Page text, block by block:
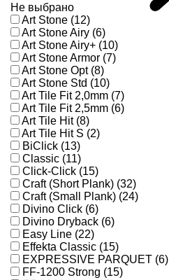
Не выбрано
Art Stone (12)
Art Stone Airy (6)
Art Stone Airy+ (10)
Art Stone Armor (7)
Art Stone Opt (8)
Art Stone Std (10)
Art Tile Fit 2,0mm (7)
Art Tile Fit 2,5mm (6)
Art Tile Hit (8)
Art Tile Hit S (2)
BiClick (13)
Classic (11)
Click-Click (15)
Craft (Short Plank) (32)
Craft (Small Plank) (24)
Divino Click (6)
Divino Dryback (6)
Easy Line (22)
Effekta Classic (15)
EXPRESSIVE PARQUET (6)
FF-1200 Strong (15)